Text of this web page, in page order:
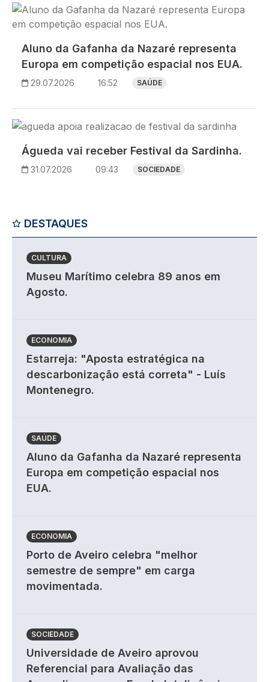
Imagem
Aluno da Gafanha da Nazaré representa
Europa em competição espacial nos EUA.
29.07.2026 16:52 SAÚDE
Imagem
Águeda vai receber Festival da Sardinha.
31.07.2026 09:43 SOCIEDADE
DESTAQUES
CULTURA
Museu Marítimo celebra 89 anos em
Agosto.
ECONOMIA
Estarreja: "Aposta estratégica na
descarbonização está correta" - Luís
Montenegro.
SAÚDE
Aluno da Gafanha da Nazaré representa
Europa em competição espacial nos
EUA.
ECONOMIA
Porto de Aveiro celebra "melhor
semestre de sempre" em carga
movimentada.
SOCIEDADE
Universidade de Aveiro aprovou
Referencial para Avaliação das